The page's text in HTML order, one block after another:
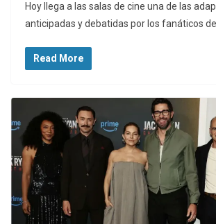
Hoy llega a las salas de cine una de las
anticipadas y debatidas por los fanáticos
Read More